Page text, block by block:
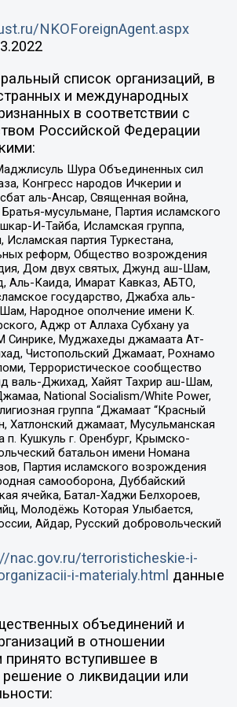
NKOForeignAgent.aspx
список организаций, в
и международных
в соответствии с
Российской Федерации
Шура Объединенных сил
Конгресс народов Ичкерии и
аль-Ансар, Священная война,
мусульмане, Партия исламского
И-Тайба, Исламская группа,
партия Туркестана,
реформ, Общество возрождения
Дом двух святых, Джунд аш-Шам,
Аль-Каида, Имарат Кавказ, АБТО,
государство, Джабха аль-
Народное ополчение имени К.
Аджр от Аллаха Субхану уа
Синрике, Муджахеды джамаата Ат-
Чистопольский Джамаат, Рохнамо
Террористическое сообщество
валь-Джихад, Хайят Тахрир аш-Шам,
National Socialism/White Power,
группа “Джамаат “Красный
Хатлонский джамаат, Мусульманская
п. Кушкуль г. Оренбург, Крымско-
батальон имени Номана
Партия исламского возрождения
самооборона, Дуббайский
ячейка, Батал-Хаджи Белхороев,
Молодёжь Которая Улыбается,
Айдар, Русский добровольческий
nac.gov.ru/terroristicheskie-i-
i-materialy.html данные
объединений и
в отношении
вступившее в
о ликвидации или